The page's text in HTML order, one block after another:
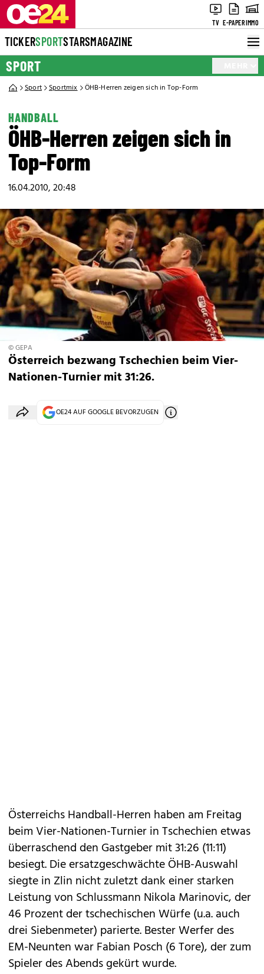
TV E-PAPERIMMO
TICKERSPORTSTARSMAGAZINE
SPORT
Sport Sportmix ÖHB-Herren zeigen sich in Top-Form
HANDBALL
ÖHB-Herren zeigen sich in
Top-Form
16.04.2010, 20:48
© GEPA
Österreich bezwang Tschechien beim Vier-
Nationen-Turnier mit 31:26.
OE24 AUF GOOGLE BEVORZUGEN
Österreichs Handball-Herren haben am Freitag
beim Vier-Nationen-Turnier in Tschechien etwas
überraschend den Gastgeber mit 31:26 (11:11)
besiegt. Die ersatzgeschwächte ÖHB-Auswahl
siegte in Zlin nicht zuletzt dank einer starken
Leistung von Schlussmann Nikola Marinovic, der
46 Prozent der tschechischen Würfe (u.a. auch
drei Siebenmeter) parierte. Bester Werfer des
EM-Neunten war Fabian Posch (6 Tore), der zum
Spieler des Abends gekürt wurde.